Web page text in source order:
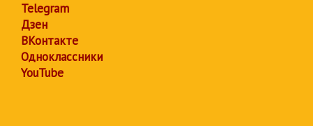
Telegram
Дзен
ВКонтакте
Одноклассники
YouTube